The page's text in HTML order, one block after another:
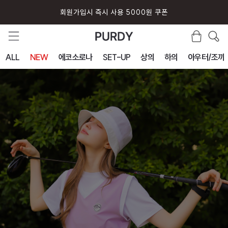
회원가입시 즉시 사용 5000원 쿠폰
ALL NEW 에코소로나 SET-UP 상의 하의 아우터/조끼